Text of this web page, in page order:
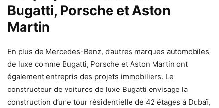
Bugatti, Porsche et Aston
Martin
En plus de Mercedes-Benz, d’autres marques automobiles
de luxe comme Bugatti, Porsche et Aston Martin ont
également entrepris des projets immobiliers. Le
constructeur de voitures de luxe Bugatti envisage la
construction d’une tour résidentielle de 42 étages à Dubaï,